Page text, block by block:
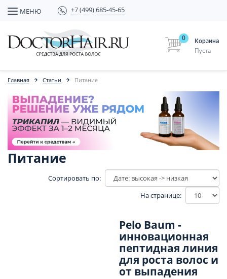
МЕНЮ +7 (499) 685-45-65
Корзина
0
Пуста
Главная Статьи Питание
Питание
Сортировать по:
На странице:
Pelo Baum -
инновационная
пептидная линия
для роста волос и
от выпадения